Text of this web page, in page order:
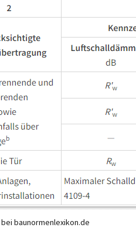
bei baunormenlexikon.de